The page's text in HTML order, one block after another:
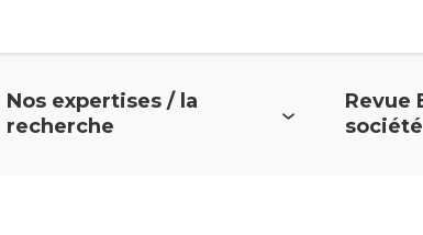
Ouvrir
Nos expertises / la
recherche
Ouvrir
Revue
société